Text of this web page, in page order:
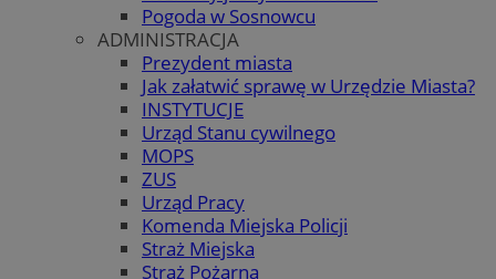
Pogoda w Sosnowcu
ADMINISTRACJA
Prezydent miasta
Jak załatwić sprawę w Urzędzie Miasta?
INSTYTUCJE
Urząd Stanu cywilnego
MOPS
ZUS
Urząd Pracy
Komenda Miejska Policji
Straż Miejska
Straż Pożarna